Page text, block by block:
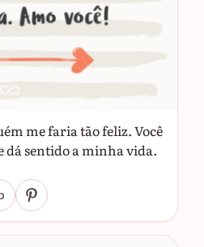
me faria tão feliz. Você
dá sentido a minha vida.